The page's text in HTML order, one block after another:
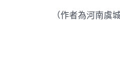
（作者為河南虞